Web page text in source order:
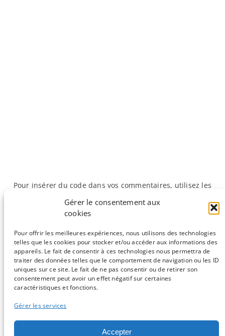
Gérer le consentement aux
cookies
Pour offrir les meilleures expériences, nous utilisons des technologies
telles que les cookies pour stocker et/ou accéder aux informations des
appareils. Le fait de consentir à ces technologies nous permettra de
traiter des données telles que le comportement de navigation ou les ID
uniques sur ce site. Le fait de ne pas consentir ou de retirer son
consentement peut avoir un effet négatif sur certaines
caractéristiques et fonctions.
Gérer les services
Accepter
Pour insérer du code dans vos commentaires, utilisez les
toujours fringant !
coms !
»
Sauf mention contraire, tous les articles du blog sont sous licence
Vous souhaitez participer ?